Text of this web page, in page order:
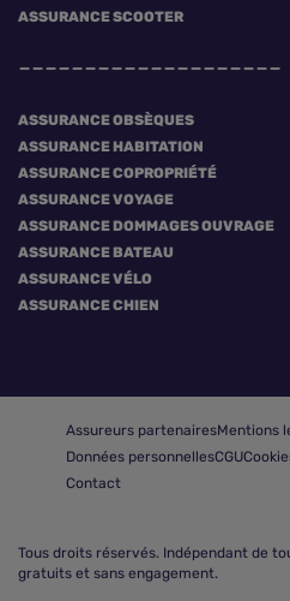
ASSURANCE SCOOTER
ASSURANCE OBSÈQUES
ASSURANCE HABITATION
ASSURANCE COPROPRIÉTÉ
ASSURANCE VOYAGE
ASSURANCE DOMMAGES OUVRAGE
ASSURANCE BATEAU
ASSURANCE VÉLO
ASSURANCE CHIEN
Assureurs partenairesMentions
Données personnellesCGU
Contact
Tous droits réservés. Indépendant de
gratuits et sans engagement.